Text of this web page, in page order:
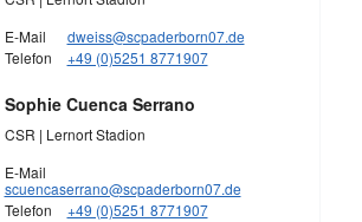
E-Mail
dweiss@scpaderborn07.de
Telefon
+49 (0)5251 8771907
Sophie Cuenca Serrano
CSR | Lernort Stadion
E-Mail
scuencaserrano@scpaderborn07.de
Telefon
+49 (0)5251 8771907